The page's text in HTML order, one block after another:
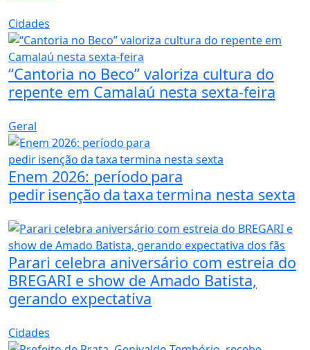
Cidades
“Cantoria no Beco” valoriza cultura do
repente em Camalaú nesta sexta-feira
Geral
Enem 2026: período para
pedir isenção da taxa termina nesta sexta
Parari celebra aniversário com estreia do
BREGARI e show de Amado Batista,
gerando expectativa
Cidades